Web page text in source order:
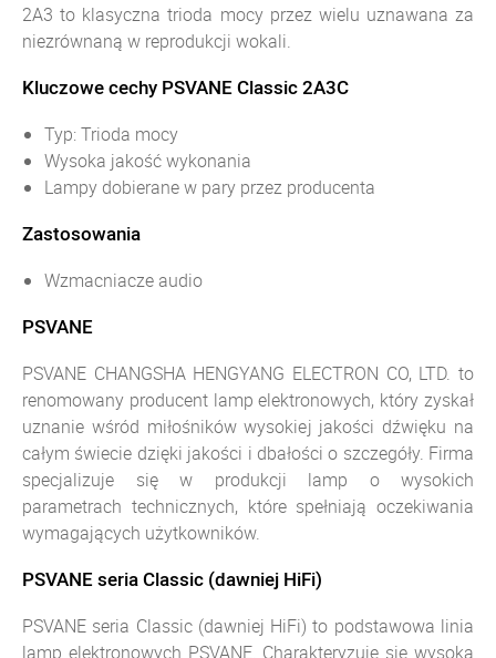
2A3 to klasyczna trioda mocy przez wielu uznawana za
niezrównaną w reprodukcji wokali.
Kluczowe cechy PSVANE Classic 2A3C
Typ: Trioda mocy
Wysoka jakość wykonania
Lampy dobierane w pary przez producenta
Zastosowania
Wzmacniacze audio
PSVANE
PSVANE CHANGSHA HENGYANG ELECTRON CO, LTD. to
renomowany producent lamp elektronowych, który zyskał
uznanie wśród miłośników wysokiej jakości dźwięku na
całym świecie dzięki jakości i dbałości o szczegóły. Firma
specjalizuje się w produkcji lamp o wysokich
parametrach technicznych, które spełniają oczekiwania
wymagających użytkowników.
PSVANE seria Classic (dawniej HiFi)
PSVANE seria Classic (dawniej HiFi) to podstawowa linia
lamp elektronowych PSVANE. Charakteryzuje się wysoką